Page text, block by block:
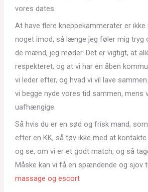
vores dates.
At have flere kneppekammerater er ikke
noget imod, så længe jeg føler mig tryg
de mænd, jeg møder. Det er vigtigt, at
respekteret, og at vi har en åben
vi leder efter, og hvad vi vil lave
vi begge nyde vores tid sammen, mens
uafhængige.
Så hvis du er en sød og frisk mand,
efter en KK, så tøv ikke med at
og se, om vi er et godt match, og så
Måske kan vi få en spændende og sjov
massage og escort